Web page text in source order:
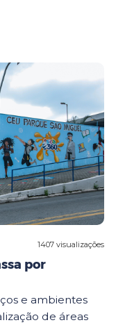
1407 visualizações
por
e ambientes
de áreas